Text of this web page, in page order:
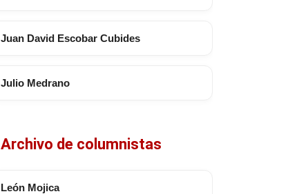
Juan David Escobar Cubides
Julio Medrano
Archivo de columnistas
León Mojica